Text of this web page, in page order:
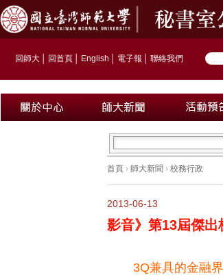
回師大 回首頁 English 電子報 聯絡我們
首頁 › 師大新聞 › 校務行政
2013-06-13
影音》第13屆傑
3Q兼具的金融